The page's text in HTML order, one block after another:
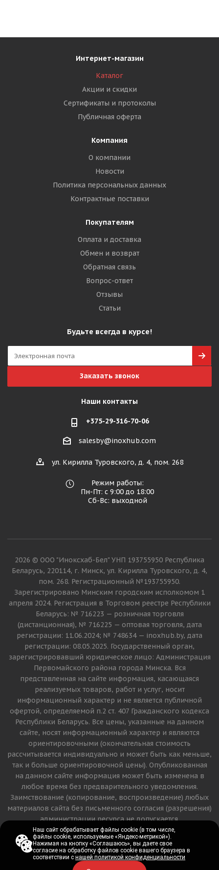
Интернет-магазин
Каталог
Акции и скидки
Сертификаты и протоколы
Публичная оферта
Компания
О компании
Новости
Политика персональных данных
Контрактные поставки
Покупателям
Оплата и доставка
Обмен и возврат
Обратная связь
Вопрос-ответ
Отзывы
Статьи
Будьте всегда в курсе!
Заказать звонок
Наши контакты
+375-29-316-70-06
salesby@inoxhub.com
ул. Кирилла Туровского, д. 4, пом. 268
Режим работы:
Пн-Пт: с 9:00 до 18:00
Сб-Вс: выходной
2026 © ООО "Иноксхаб-Бел" УНП 193755950 Республика
Беларусь, 220114, г. Минск, ул. Кирилла Туровского, д. 4,
пом. 268. Регистрационный №193755950.
Зарегистрировано Минским городским исполкомом 1
апреля 2024. Регистрация в Торговом реестре Республики
Беларусь: № 716223 — розничная торговля
(дистанционная), № 716225 — оптовая торговля, дата
регистрации: 11.06.2024; № 748634 — inoxhub.by, дата
регистрации: 08.05.2025. Государственный орган,
зарегистрировавший юридическое лицо: Администрация
Первомайского района города Минска. Вся
представленная на сайте информация, касающаяся
реализуемых товаров, работ и услуг, носит
информационный характер и не является публичной
офертой, определяемой п.2 ст. 407 Гражданского кодекса
Республики Беларусь. Все цены, указанные на данном
сайте, носят информационный характер и являются
ориентировочными (окончательная стоимость
рассчитывается индивидуально и может быть как меньше,
так и больше ориентировочной цены). Опубликованная
на данном сайте информация может быть изменена в
любое время без предварительного уведомления.
Заимствование (копирование, воспроизведение) любых
материалов сайта без письменного согласия (разрешения)
администрации ресурса не допускается.
Версия для печати
Наш сайт обрабатывает файлы cookie (в том числе,
файлы cookie, используемые «Яндекс-метрикой»).
Нажимая на кнопку «Соглашаюсь», вы даете свое
согласие на обработку файлов cookie вашего браузера в
соответствии снашей политикой конфиденциальности
Наш сайт обрабатывает файлы cookie (в том числе,
файлы cookie, используемые «Яндекс-метрикой»).
Нажимая на кнопку «Соглашаюсь», вы даете свое
согласие на обработку файлов cookie вашего браузера в
соответствии снашей политикой конфиденциальности